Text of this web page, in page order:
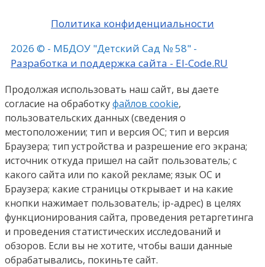
Политика конфиденциальности
2026 © - МБДОУ "Детский Сад № 58" -
Разработка и поддержка сайта - El-Code.RU
Продолжая использовать наш сайт, вы даете
согласие на обработкуфайлов cookie,
пользовательских данных (сведения о
местоположении; тип и версия ОС; тип и версия
Браузера; тип устройства и разрешение его экрана;
источник откуда пришел на сайт пользователь; с
какого сайта или по какой рекламе; язык ОС и
Браузера; какие страницы открывает и на какие
кнопки нажимает пользователь; ip-адрес) в целях
функционирования сайта, проведения ретаргетинга
и проведения статистических исследований и
обзоров. Если вы не хотите, чтобы ваши данные
обрабатывались, покиньте сайт.